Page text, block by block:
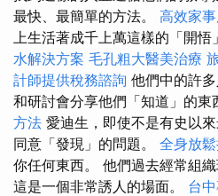
最快、最簡單的方法。 高效家
上生活著成千上萬這樣的「開悟
水解決方案 毛孔粗大醫美治療
計師提供稅務諮詢 他們中的許
和研討會分享他們「知道」的東
方法 愛迪生，即使不是有史以
同意「發現」的問題。 全身放
你任何東西。 他們過去經常組
這是一個非常誘人的場面。 台